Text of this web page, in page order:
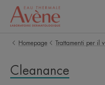
Homepage Trattamenti per il
Cleanance